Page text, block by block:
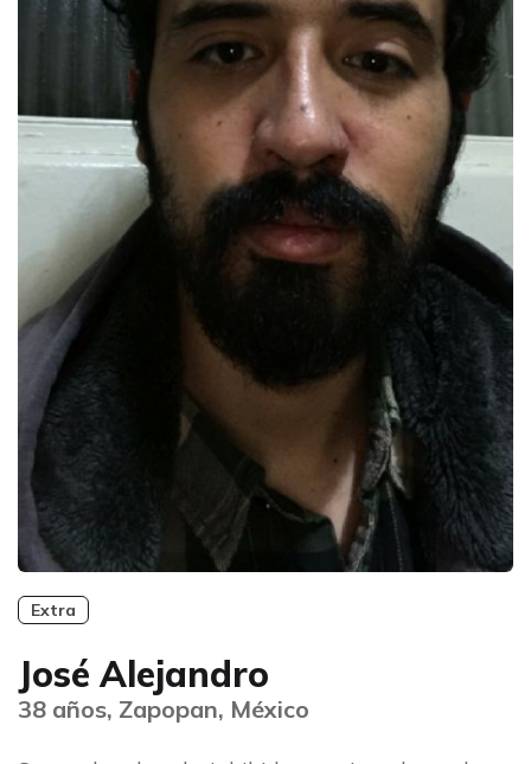
Extra
José Alejandro
38 años, Zapopan, México